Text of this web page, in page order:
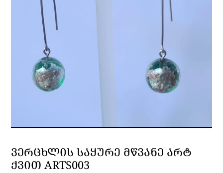
ᲕᲔᲠᲪᲮᲚᲘᲡ ᲡᲐᲧᲣᲠᲔ ᲛᲬᲕᲐᲜᲔ ᲐᲠᲢ
ᲥᲕᲘᲗ ARTS003